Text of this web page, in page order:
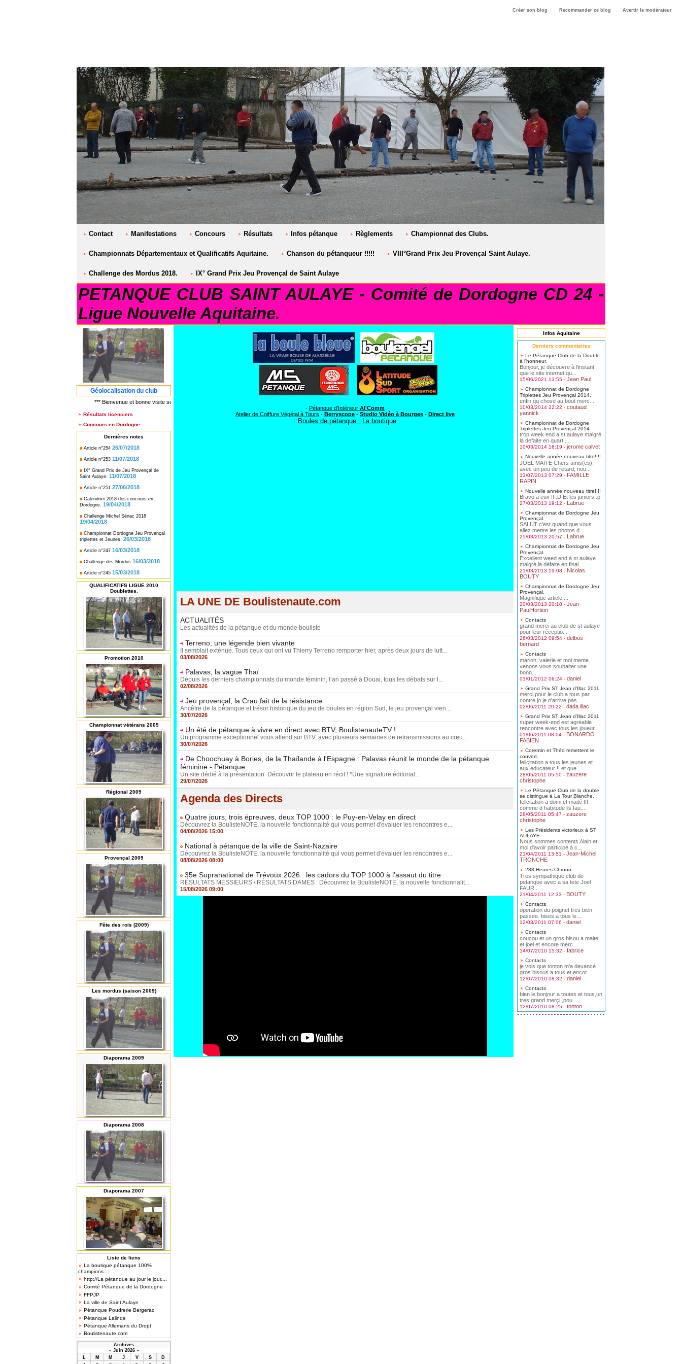
Créer son blog Recommander ce blog Avertir le modérateur
Contact Manifestations Concours Résultats Infos pétanque Règlements Championnat des Clubs.
Championnats Départementaux et Qualificatifs Aquitaine. Chanson du pétanqueur !!!!! VIII°Grand Prix Jeu Provençal Saint Aulaye.
Challenge des Mordus 2018. IX° Grand Prix Jeu Provençal de Saint Aulaye
PETANQUE CLUB SAINT AULAYE - Comité de Dordogne CD 24 -
Ligue Nouvelle Aquitaine.
Géolocalisation du club
*** Bienvenue et bonne visite sur le site PETANQUE CLUB SAINT AULAYE***
Résultats licenciers
Concours en Dordogne
Dernières notes
Article n°254 26/07/2018
Article n°253 11/07/2018
IX° Grand Prix de Jeu Provençal de
Saint Aulaye. 11/07/2018
Article n°251 27/06/2018
Calendrier 2018 des concours en
Dordogne. 19/04/2018
Challenge Michel Sénac 2018
19/04/2018
Championnat Dordogne Jeu Provençal
triplettes et Jeunes. 26/03/2018
Article n°247 16/03/2018
Challenge des Mordus 16/03/2018
Article n°245 15/03/2018
QUALIFICATIFS LIGUE 2010
Doublettes.
Promotion 2010
Championnat vétérans 2009
Régional 2009
Provençal 2009
Fête des rois (2009)
Les mordus (saison 2009)
Diaporama 2009
Diaporama 2008
Diaporama 2007
Liste de liens
La boutique pétanque 100%
champions....
http://La pétanque au jour le jour....
Comité Pétanque de la Dordogne
FFPJP
La ville de Saint Aulaye
Pétanque Poudrerie Bergerac
Pétanque Lalinde
Pétanque Allemans du Dropt
Boulistenaute.com
Archives
« Juin 2026 »
M M J V S
D
- Pétanque d'Intérieur Al'Comm
Atelier de Coiffure Végétal à Tours - Berryscope - Studio Vidéo à Bourges - Direct live
:: Boules de pétanque : La boutique
LA UNE DE Boulistenaute.com
ACTUALITÉS
Les actualités de la pétanque et du monde bouliste
Terreno, une légende bien vivante
Il semblait exténué. Tous ceux qui ont vu Thierry Terreno remporter hier, après deux jours de lutt...
03/08/2026
Palavas, la vague Thaï
Depuis les derniers championnats du monde féminin, l’an passé à Douai, tous les débats sur l...
02/08/2026
Jeu provençal, la Crau fait de la résistance
Ancêtre de la pétanque et trésor historique du jeu de boules en région Sud, le jeu provençal vien...
30/07/2026
Un été de pétanque à vivre en direct avec BTV, BoulistenauteTV !
Un programme exceptionnel vous attend sur BTV, avec plusieurs semaines de retransmissions au cœu...
30/07/2026
De Choochuay à Bories, de la Thaïlande à l'Espagne : Palavas réunit le monde de la pétanque
féminine - Pétanque
Un site dédié à la présentation Découvrir le plateau en récit ! *Une signature éditorial...
29/07/2026
Agenda des Directs
Quatre jours, trois épreuves, deux TOP 1000 : le Puy-en-Velay en direct
Découvrez la BoulisteNOTE, la nouvelle fonctionnalité qui vous permet d'évaluer les rencontres e...
04/08/2026 15:00
National à pétanque de la ville de Saint-Nazaire
Découvrez la BoulisteNOTE, la nouvelle fonctionnalité qui vous permet d'évaluer les rencontres e...
08/08/2026 08:00
35e Supranational de Trévoux 2026 : les cadors du TOP 1000 à l’assaut du titre
RÉSULTATS MESSIEURS / RÉSULTATS DAMES Découvrez la BoulisteNOTE, la nouvelle fonctionnalit...
15/08/2026 09:00
Infos Aquitaine
Derniers commentaires
Le Pétanque Club de la Double
à l'honneur.
Bonjour, je découvre à l'instant
que le site internet qu...
15/06/2021 13:55 - Jean Paul
Championnat de Dordogne
Triplettes Jeu Provençal 2014.
enfin qq chose au bout merc...
10/03/2014 22:22 - coutaud
yannick
Championnat de Dordogne
Triplettes Jeu Provençal 2014.
trop week end a st aulaye malgré
la defaite en quart ....
10/03/2014 16:19 - jerome calvet
Nouvelle année:nouveau titre!!!!
JOEL MAITE Chers amis(es),
avec un peu de retard, nou...
13/07/2013 07:29 - FAMILLE
RAPIN
Nouvelle année:nouveau titre!!!!
Bravo a eux !! :D Et les juniors :p
27/03/2013 19:12 - Labrue
Championnat de Dordogne Jeu
Provençal.
SALUT c'est quand que vous
allez mettre les photos d...
25/03/2013 20:57 - Labrue
Championnat de Dordogne Jeu
Provençal.
Excellent weed end à st aulaye
malgré la défaite en final...
21/03/2013 19:08 - Nicolas
BOUTY
Championnat de Dordogne Jeu
Provençal.
Magnifique article....
20/03/2013 20:10 - Jean-
PaulHortion
Contacts
grand merci au club de st aulaye
pour leur réceptio...
26/03/2012 09:54 - delbos
bernard
Contacts
marion, valerie et moi meme
venons vous souhaiter une
bonn...
01/01/2012 06:24 - daniel
Grand Prix ST Jean d'Illac 2011
merci pour le club a tous par
contre jo je n'arrive pas...
02/06/2011 20:22 - dada illac
Grand Prix ST Jean d'Illac 2011
super week-end est agréable
rencontre avec tous les joueur...
01/06/2011 08:04 - BONARDO
FABIEN
Corentin et Théo remettent le
couvert.
felicitation a tous les jeunes et
aux educateur !! et que...
28/05/2011 05:50 - zauzere
christophe
Le Pétanque Club de la double
se distingue à La Tour Blanche.
felicitation a domi et maité !!!
comme d habitude ils fau...
28/05/2011 05:47 - zauzere
christophe
Les Présidents victorieux à ST
AULAYE.
Nous sommes contents Alain et
moi d'avoir participé à c...
21/04/2011 13:51 - Jean-Michel
TRONCHE
288 Heures Chrono......
Tres sympathique club de
petanque avec a sa tete Joel
FAUR...
21/04/2011 12:33 - BOUTY
Contacts
operation du poignet tres bien
passee. bises a tous le...
12/03/2011 07:06 - daniel
Contacts
coucou et un gros bisou a maite
et joel et encore merc...
14/07/2010 15:32 - fabrice
Contacts
je vois que tonton m'a devancé
gros bisous a tous et encor...
12/07/2010 08:32 - daniel
Contacts
bien le bonjour a toutes et tous,un
tres grand merçi ,pou...
12/07/2010 08:25 - tonton